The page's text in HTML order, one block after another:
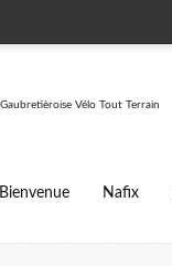
Bienvenue Nafix